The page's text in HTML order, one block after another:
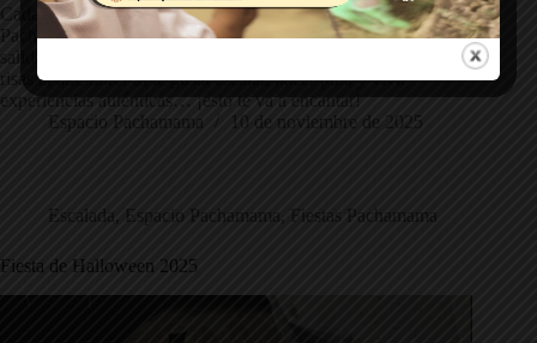
Cada trimestre, con las escuelas de escalda de Espacio
Pachamama, cambiamos el rocódromo por la roca. Estas
salidas son una mezcla perfecta de aventura, aprendizaje y
risas al aire libre. Si te gusta escalar, hacer piña y vivir
experiencias auténticas… ¡esto te va a encantar!
Espacio Pachamama
10 de noviembre de 2025
Escalada, Espacio Pachamama Fiestas Pachamama
Fiesta de Halloween 2025